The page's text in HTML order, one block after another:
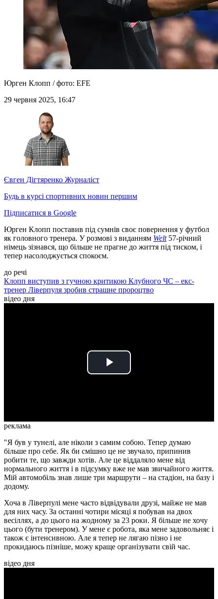
Юрген Клопп / фото: EFE
29 червня 2025, 16:47
Євген Дігтяренко Журналіст
Будь в курсі спортивних новин першим
Підписатися в Google
Юрген Клопп поставив під сумнів своє повернення у футбол
як головного тренера. У розмові з виданням Welt 57-річний
німець зізнався, що більше не прагне до життя під тиском, і
тепер насолоджується спокоєм.
до речі
Клопп виступив з гучною критикою Клубного ЧС – екс-
тренер Ліверпуля зробив страшне пророцтво
відео дня
Play
реклама
"Я був у тунелі, але ніколи з самим собою. Тепер думаю
більше про себе. Як би смішно це не звучало, припинив
робити те, що завжди хотів. Але це віддаляло мене від
нормального життя і в підсумку вже не мав звичайного життя.
Мій автомобіль знав лише три маршрути – на стадіон, на базу і
додому.
Хоча в Ліверпулі мене часто відвідували друзі, майже не мав
для них часу. За останні чотири місяці я побував на двох
весіллях, а до цього на жодному за 23 роки. Я більше не хочу
цього (бути тренером). У мене є робота, яка мене задовольняє і
також є інтенсивною. Але я тепер не лягаю пізно і не
прокидаюсь пізніше, можу краще організувати свій час.
відео дня